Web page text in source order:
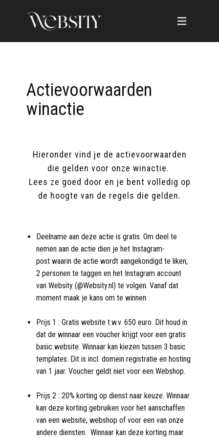
Actievoorwaarden
winactie
Hieronder vind je de actievoorwaarden
die gelden voor onze winactie.
Lees ze goed door en je bent volledig op
de hoogte van de regels die gelden.
Deelname aan deze actie is gratis. Om deel te
nemen aan de actie dien je het Instagram-
post waarin de actie wordt aangekondigd te liken,
2 personen te taggen en het Instagram account
van Websity (@Websity.nl) te volgen. Vanaf dat
moment maak je kans om te winnen.
Prijs 1 : Gratis website t.w.v. 650 euro. Dit houd in
dat de winnaar een voucher krijgt voor een gratis
basic website. Winnaar kan kiezen tussen 3 basic
templates. Dit is incl. domein registratie en hosting
van 1 jaar. Voucher geldt niet voor een Webshop.
Prijs 2 : 20% korting op dienst naar keuze. Winnaar
kan deze korting gebruiken voor het aanschaffen
van een website, webshop of voor een van onze
andere diensten. Winnaar kan deze korting maar